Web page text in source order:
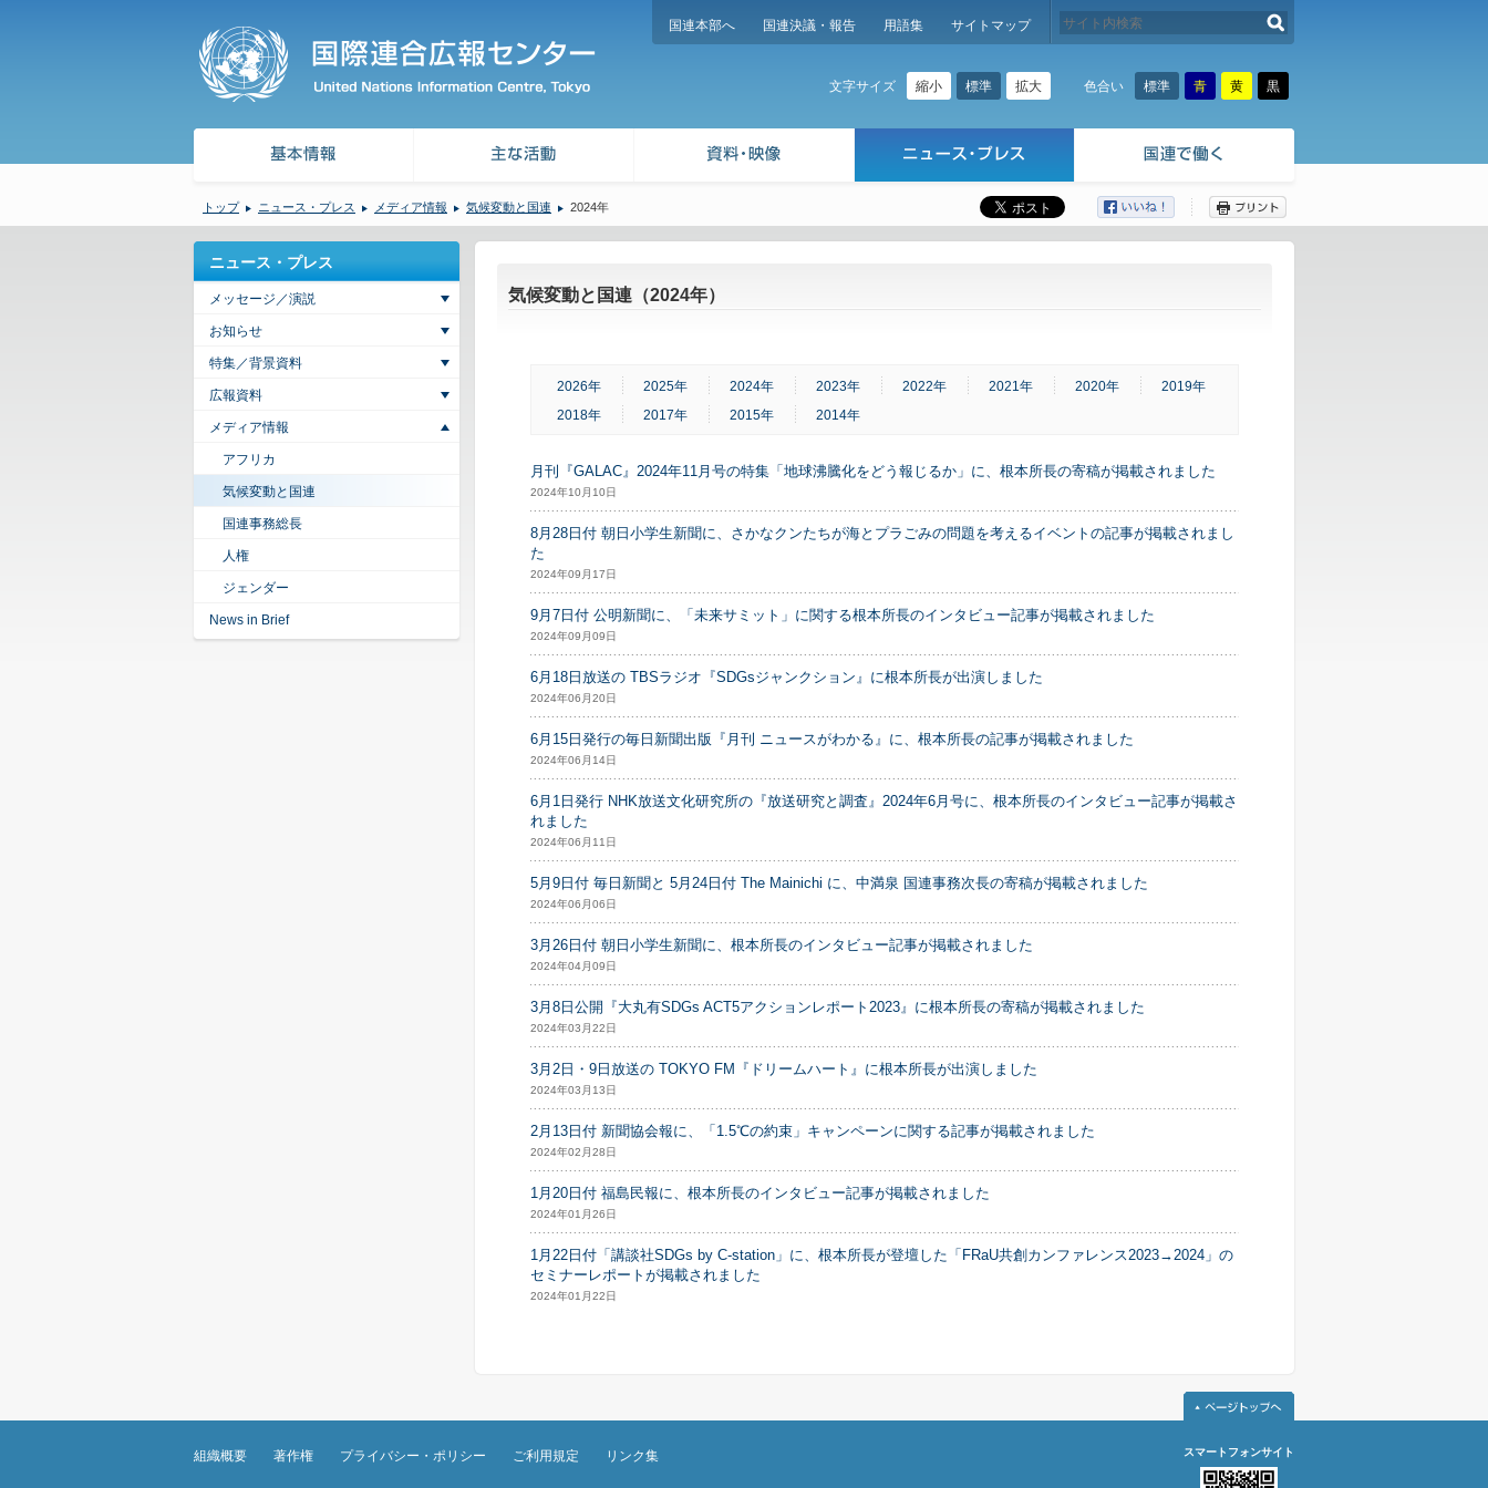
国連本部へ 国連決議・報告 用語集 サイトマップ
文字サイズ 縮小 標準 拡大 色合い 標準 青 黄 黒
トップ ニュース・プレス メディア情報 気候変動と国連 2024年
気候変動と国連（2024年）
2026年 2025年 2024年 2023年 2022年 2021年 2020年
2019年
2018年
2017年 2015年 2014年
月刊『GALAC』2024年11月号の特集「地球沸騰化をどう報じるか」に、根本所長の寄稿が掲載されました
2024年10月10日
8月28日付 朝日小学生新聞に、さかなクンたちが海とプラごみの問題を考えるイベントの記事が掲載されまし
た
2024年09月17日
9月7日付 公明新聞に、「未来サミット」に関する根本所長のインタビュー記事が掲載されました
2024年09月09日
6月18日放送の TBSラジオ『SDGsジャンクション』に根本所長が出演しました
2024年06月20日
6月15日発行の毎日新聞出版『月刊 ニュースがわかる』に、根本所長の記事が掲載されました
2024年06月14日
6月1日発行 NHK放送文化研究所の『放送研究と調査』2024年6月号に、根本所長のインタビュー記事が掲載さ
れました
2024年06月11日
5月9日付 毎日新聞と 5月24日付 The Mainichi に、中満泉 国連事務次長の寄稿が掲載されました
2024年06月06日
3月26日付 朝日小学生新聞に、根本所長のインタビュー記事が掲載されました
2024年04月09日
3月8日公開『大丸有SDGs ACT5アクションレポート2023』に根本所長の寄稿が掲載されました
2024年03月22日
3月2日・9日放送の TOKYO FM『ドリームハート』に根本所長が出演しました
2024年03月13日
2月13日付 新聞協会報に、「1.5℃の約束」キャンペーンに関する記事が掲載されました
2024年02月28日
1月20日付 福島民報に、根本所長のインタビュー記事が掲載されました
2024年01月26日
1月22日付「講談社SDGs by C-station」に、根本所長が登壇した「FRaU共創カンファレンス2023→2024」の
セミナーレポートが掲載されました
2024年01月22日
ニュース・プレス
メッセージ／演説
お知らせ
特集／背景資料
広報資料
メディア情報
アフリカ
気候変動と国連
国連事務総長
人権
ジェンダー
News in Brief
組織概要 著作権 プライバシー・ポリシー ご利用規定 リンク集 スマートフォンサイト